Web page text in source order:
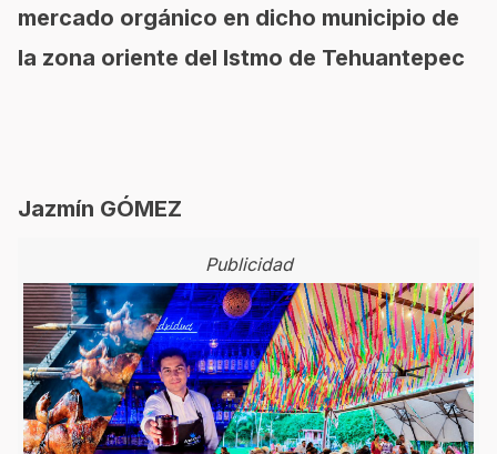
mercado orgánico en dicho municipio de
la zona oriente del Istmo de Tehuantepec
Jazmín GÓMEZ
Publicidad